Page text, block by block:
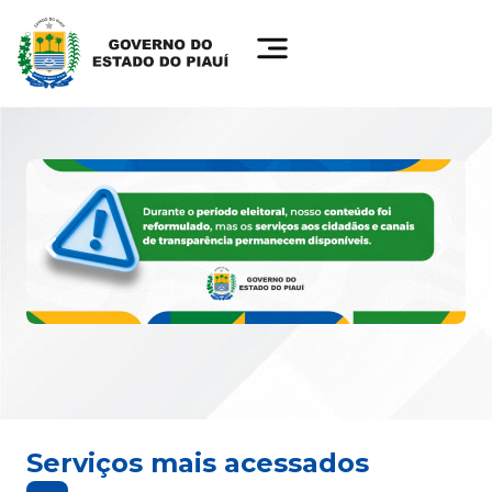
Serviços mais acessados